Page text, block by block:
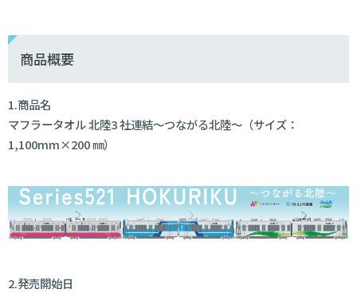
商品概要
1.商品名
マフラータオル 北陸3 社連結～つながる北陸～（サイズ：
1,100mm×200 ㎜）
2.発売開始日